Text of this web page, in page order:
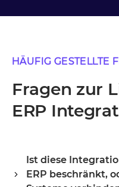
HÄUFIG GESTELLTE
Fragen zur
ERP
Ist diese
ERP beschränkt,